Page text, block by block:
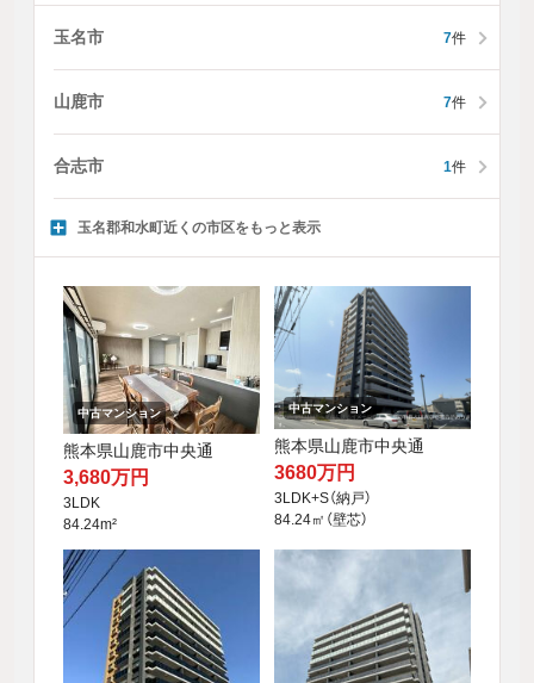
玉名市 7件
山鹿市 7件
合志市 1件
玉名郡和水町近くの市区をもっと表示
中古マンション
熊本県山鹿市中央通
3,680万円
3LDK
84.24m²
中古マンション
熊本県山鹿市中央通
3680万円
3LDK+S（納戸）
84.24㎡（壁芯）